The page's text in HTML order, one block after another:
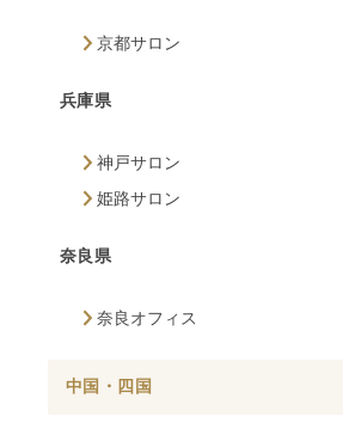
京都サロン
兵庫県
神戸サロン
姫路サロン
奈良県
奈良オフィス
中国・四国